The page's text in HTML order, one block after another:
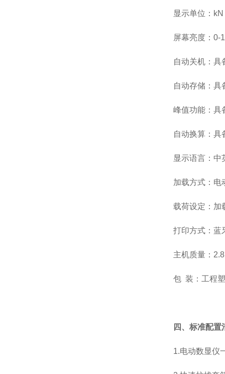
显示单位：
屏幕亮度：0-
自动关机：具
自动存储：具
峰值功能：具
自动换算：具
显示语言：中
加载方式：电
载荷设定：加
打印方式：蓝
主机质量：
包 装：工程
四、标准配置
1.电动数显仪